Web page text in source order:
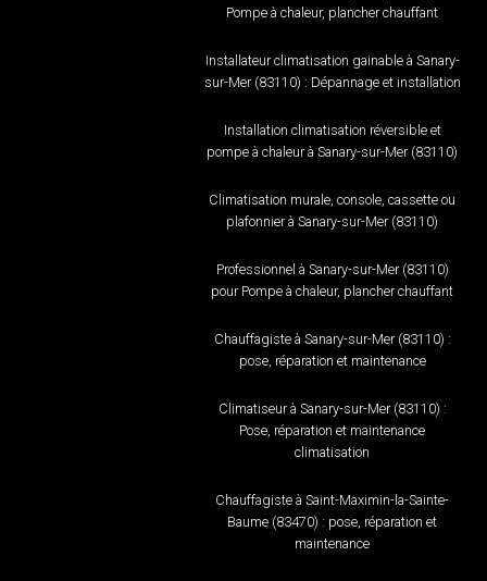
Pompe à chaleur, plancher chauffant
Installateur climatisation gainable à Sanary-
sur-Mer (83110) : Dépannage et installation
Installation climatisation réversible et
pompe à chaleur à Sanary-sur-Mer (83110)
Climatisation murale, console, cassette ou
plafonnier à Sanary-sur-Mer (83110)
Professionnel à Sanary-sur-Mer (83110)
pour Pompe à chaleur, plancher chauffant
Chauffagiste à Sanary-sur-Mer (83110) :
pose, réparation et maintenance
Climatiseur à Sanary-sur-Mer (83110) :
Pose, réparation et maintenance
climatisation
Chauffagiste à Saint-Maximin-la-Sainte-
Baume (83470) : pose, réparation et
maintenance